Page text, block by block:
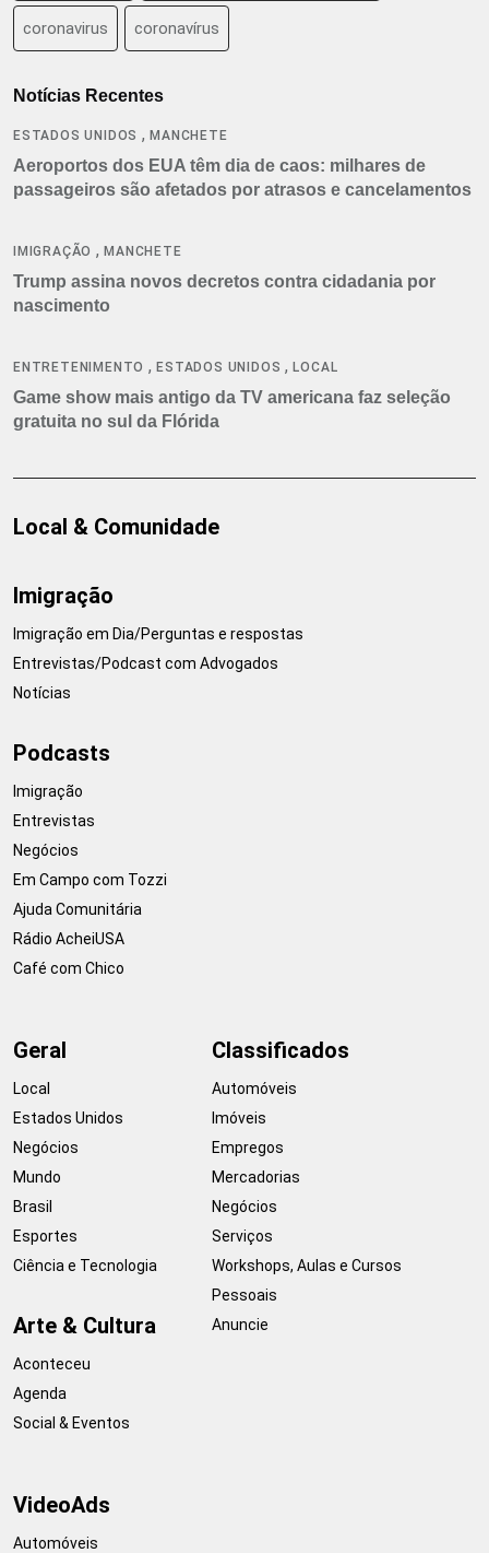
coronavirus coronavírus
Notícias Recentes
ESTADOS UNIDOS ,MANCHETE
Aeroportos dos EUA têm dia de caos: milhares de
passageiros são afetados por atrasos e cancelamentos
IMIGRAÇÃO ,MANCHETE
Trump assina novos decretos contra cidadania por
nascimento
ENTRETENIMENTO ,ESTADOS UNIDOS ,LOCAL
Game show mais antigo da TV americana faz seleção
gratuita no sul da Flórida
Local & Comunidade
Imigração
Imigração em Dia/Perguntas e respostas
Entrevistas/Podcast com Advogados
Notícias
Podcasts
Imigração
Entrevistas
Negócios
Em Campo com Tozzi
Ajuda Comunitária
Rádio AcheiUSA
Café com Chico
Geral
Local
Estados Unidos
Negócios
Mundo
Brasil
Esportes
Ciência e Tecnologia
Arte & Cultura
Aconteceu
Agenda
Social & Eventos
Classificados
Automóveis
Imóveis
Empregos
Mercadorias
Negócios
Serviços
Workshops, Aulas e Cursos
Pessoais
Anuncie
VideoAds
Automóveis